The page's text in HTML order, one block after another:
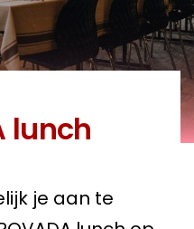
lunch
je aan te